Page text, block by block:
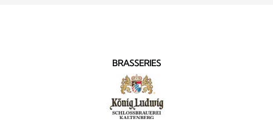
BRASSERIES